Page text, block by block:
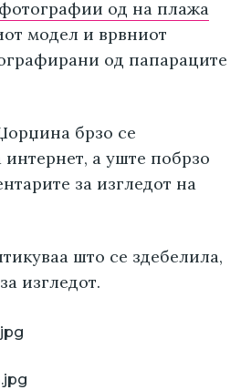
од на плажа
модел и врвниот
од папараците
брзо се
интернет, а уште побрзо
за изгледот на
што се здебелила,
изгледот.